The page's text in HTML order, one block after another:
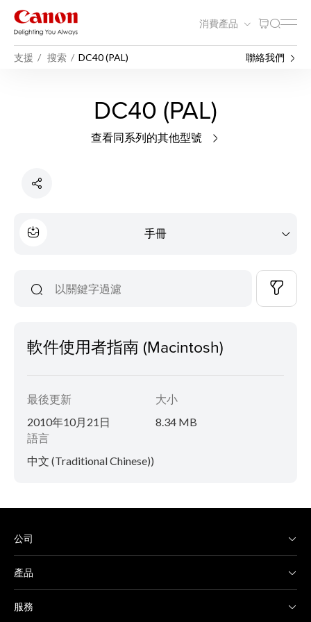
消費產品
支援 搜索 DC40 (PAL) 聯絡我們
DC40 (PAL)
查看同系列的其他型號
手冊
軟件使用者指南 (Macintosh)
最後更新
2010年10月21日
大小
8.34 MB
語言
中文 (Traditional Chinese))
公司
產品
服務